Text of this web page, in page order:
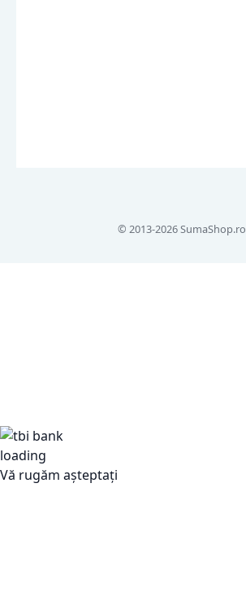
© 2013-2026 SumaShop.ro
Vă rugăm așteptați